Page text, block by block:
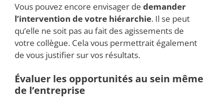
Vous pouvez encore envisager de demander
l’intervention de votre hiérarchie. Il se peut
qu’elle ne soit pas au fait des agissements de
votre collègue. Cela vous permettrait également
de vous justifier sur vos résultats.
Évaluer les opportunités au sein même
de l’entreprise